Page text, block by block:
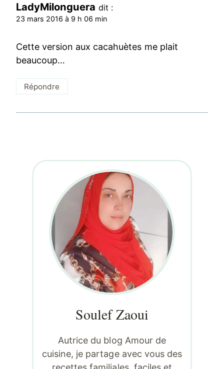
LadyMilonguera dit :
23 mars 2016 à 9 h 06 min
Cette version aux cacahuètes me plait
beaucoup…
Répondre
Soulef Zaoui
Autrice du blog Amour de
cuisine, je partage avec vous des